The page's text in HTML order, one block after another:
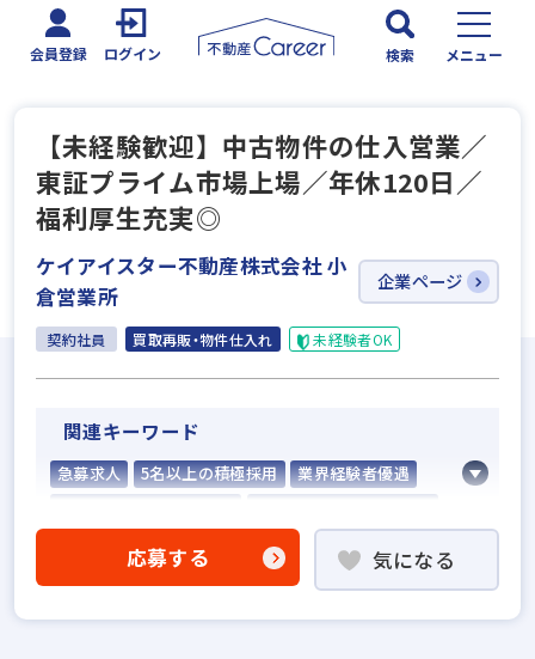
会員登録 ログイン 検索 メニュー
【未経験歓迎】中古物件の仕入営業／
東証プライム市場上場／年休120日／
福利厚生充実◎
ケイアイスター不動産株式会社 小
倉営業所
企業ページ
契約社員 買取再販・物件仕入れ 未経験者OK
関連キーワード
急募求人 5名以上の積極採用
業界経験者優遇
賃貸仲介の店長経験者歓迎
業界未経験歓迎
応募する 気になる